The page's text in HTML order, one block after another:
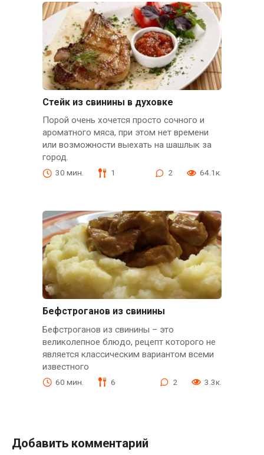
Стейк из свинины в духовке
Порой очень хочется просто сочного и
ароматного мяса, при этом нет времени
или возможности выехать на шашлык за
город.
30 мин. 1 2 64.1к.
Бефстроганов из свинины
Бефстроганов из свинины – это
великолепное блюдо, рецепт которого не
является классическим вариантом всеми
известного
60 мин. 6 2 3.3к.
Добавить комментарий